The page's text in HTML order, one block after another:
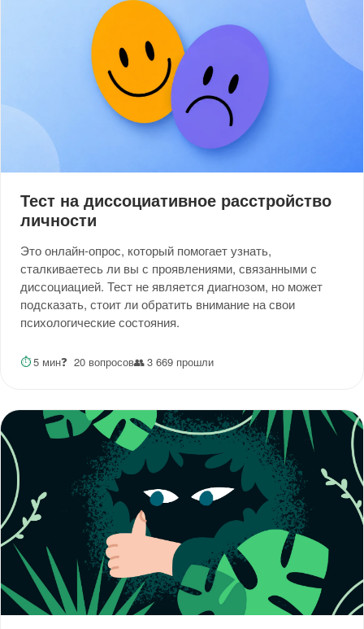
Тест на диссоциативное расстройство
личности
Это онлайн-опрос, который помогает узнать,
сталкиваетесь ли вы с проявлениями, связанными с
диссоциацией. Тест не является диагнозом, но может
подсказать, стоит ли обратить внимание на свои
психологические состояния.
⏱5 мин❓ 20 вопросов👥3 669 прошли